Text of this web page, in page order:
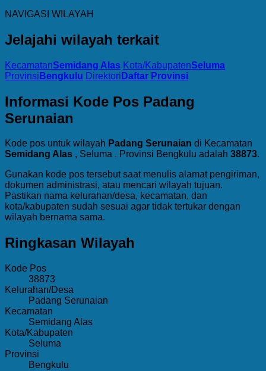
NAVIGASI WILAYAH
Jelajahi wilayah terkait
KecamatanSemidang Alas Kota/KabupatenSeluma
Provinsi Bengkulu Direktori Daftar Provinsi
Informasi Kode Pos Padang
Serunaian
Kode pos untuk wilayah Padang Serunaian di Kecamatan
Semidang Alas , Seluma , Provinsi Bengkulu adalah 38873.
Gunakan kode pos tersebut saat menulis alamat pengiriman,
dokumen administrasi, atau mencari wilayah tujuan.
Pastikan nama kelurahan/desa, kecamatan, dan
kota/kabupaten sudah sesuai agar tidak tertukar dengan
wilayah bernama sama.
Ringkasan Wilayah
Kode Pos
38873
Kelurahan/Desa
Padang Serunaian
Kecamatan
Semidang Alas
Kota/Kabupaten
Seluma
Provinsi
Bengkulu